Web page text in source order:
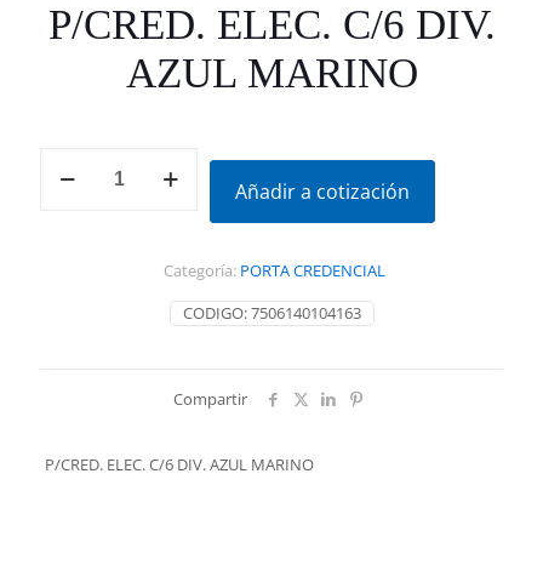
P/CRED. ELEC. C/6 DIV.
AZUL MARINO
ELEC.
Añadir a cotización
CODIGO:7506140104163
Categoría: PORTA CREDENCIAL
Compartir
P/CRED. ELEC. C/6 DIV. AZUL MARINO